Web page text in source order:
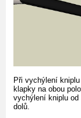
Při vychýlení
klapky na obou
vychýlení kniplu
dolů.